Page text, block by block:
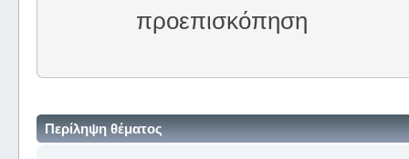
προεπισκόπηση
Περίληψη θέματος